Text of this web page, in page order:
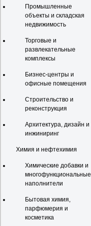
Промышленные
объекты и складская
недвижимость
Торговые и
развлекательные
комплексы
Бизнес-центры и
офисные помещения
Строительство и
реконструкция
Архитектура, дизайн и
инжиниринг
Химия и нефтехимия
Химические добавки и
многофункциональные
наполнители
Бытовая химия,
парфюмерия и
косметика